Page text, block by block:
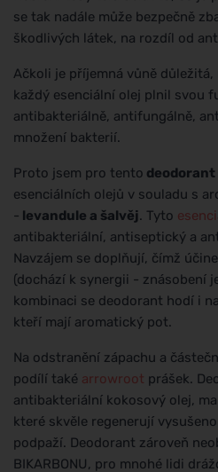
se tak nadále může bezpečně
škodlivých látek, na rozdíl od
Ačkoli je příjemná vůně
každý esenciální olej plnil svou
antibakteriálně, antifungálně,
množení bakterií.
Proto jsem pro tento deodorant
esenciálních olejů v souladu s
- levandule a šalvěj. Tyto
antibakteriální, antiseptický a
Navzájem se doplňují, čímž
(dochází k synergii - znásobení
kombinaci se deodorant hodí i
kteří mají aromatický pot.
Na odstranění zápachu a
podílí také arrowroot prášek.
antibakteriální kokosový olej,
které skvěle regenerují
podpaží. Deodorant zároveň
BIKARBONU, pro mnohé lidi